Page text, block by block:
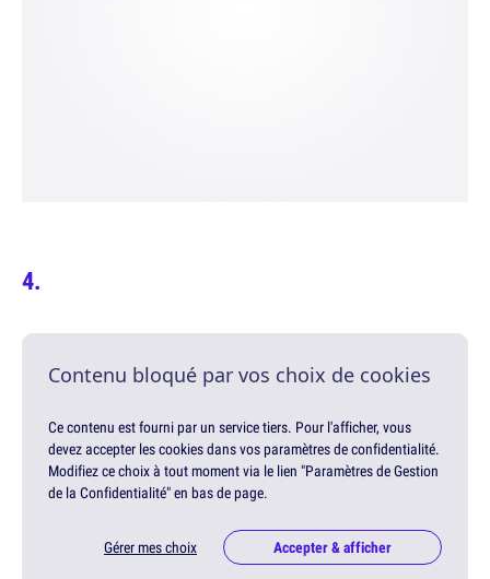
Contenu bloqué par vos choix de cookies
Ce contenu est fourni par un service tiers. Pour l'afficher, vous
devez accepter les cookies dans vos paramètres de confidentialité.
Modifiez ce choix à tout moment via le lien "Paramètres de Gestion
de la Confidentialité" en bas de page.
Gérer mes choix Accepter & afficher